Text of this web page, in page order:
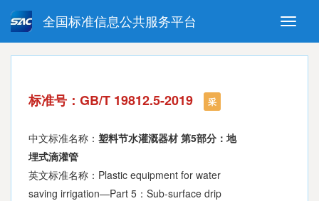
Toggle
全国标准信息公共服务平台
强制性国家标准 推荐性国家标准
指导性技术文件 (National standards in foreign
language version)
标准号：GB/T 19812.5-2019 采
中文标准名称： 塑料节水灌溉器材 第5部分：地
埋式滴灌管
英文标准名称：Plastic equipment for water
saving irrigation—Part 5：Sub-surface drip